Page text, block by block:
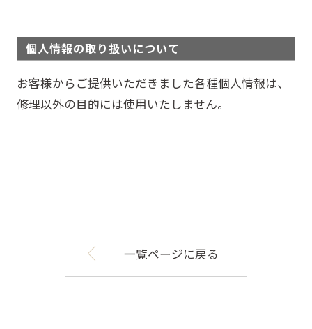
個人情報の取り扱いについて
お客様からご提供いただきました各種個人情報は、
修理以外の目的には使用いたしません。
一覧ページに戻る